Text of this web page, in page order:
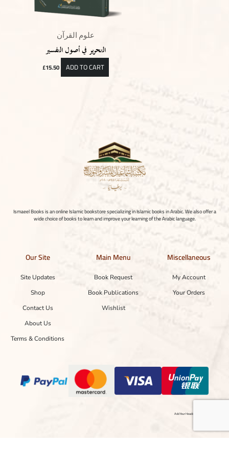
علوم القرآن
التحرير في أصول التفسير
£15.50 ADD TO CART
Ismaeel Books is an online Islamic bookstore specializing in Islamic books in Arabic. We also offer a
wide choice of books to learn and improve your learning of the Arabic language.
Our Site
Site Updates
Shop
Contact Us
About Us
Terms & Conditions
Main Menu
Book Request
Book Publications
Wishlist
Miscellaneous
My Account
Your Orders
Add Your Heading Text Here